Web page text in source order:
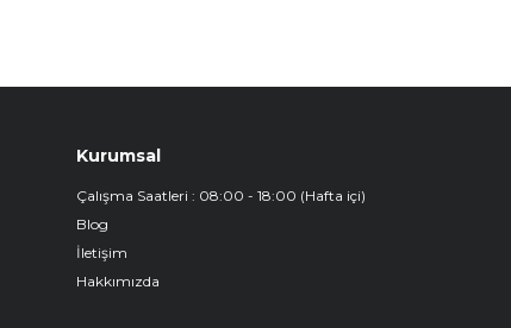
Kurumsal
Çalışma Saatleri : 08:00 - 18:00 (Hafta içi)
Blog
İletişim
Hakkımızda